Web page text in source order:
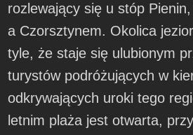
rozlewający się u stóp
a Czorsztynem. Okolica
tyle, że staje się ulubionym
turystów podróżujących w
odkrywających uroki tego
letnim plaża jest otwarta,